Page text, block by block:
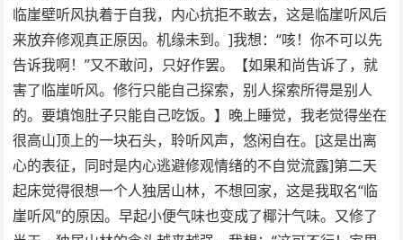
临崖壁听风执着于自我，内心抗拒不敢去，这是临崖听风后
来放弃修观真正原因。机缘未到。]我想：“咳！你不可以先
告诉我啊！”又不敢问，只好作罢。【如果和尚告诉了，就
害了临崖听风。修行只能自己探索，别人探索所得是别人
的。要填饱肚子只能自己吃饭。】晚上睡觉，我老觉得坐在
很高山顶上的一块石头，聆听风声，悠闲自在。[这是出离
心的表征，同时是内心逃避修观情绪的不自觉流露]第二天
起床觉得很想一个人独居山林，不想回家，这是我取名“临
崖听风”的原因。早起小便气味也变成了椰汁气味。又修了